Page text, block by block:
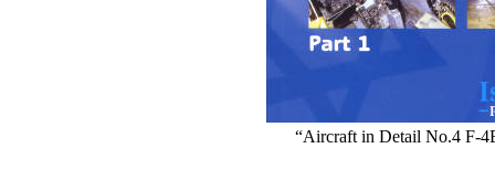
“Aircraft in Detail No.4 F-